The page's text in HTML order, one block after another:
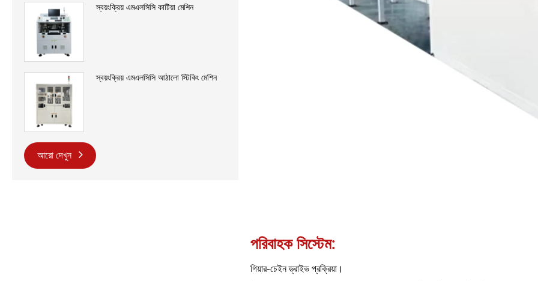
স্বয়ংক্রিয় এমএলসিসি কাটিয়া মেশিন
স্বয়ংক্রিয় এমএলসিসি আঠালো স্টিকিং মেশিন
আরো দেখুন
পরিবাহক সিস্টেম:
গিয়ার-চেইন ড্রাইভ প্রক্রিয়া।